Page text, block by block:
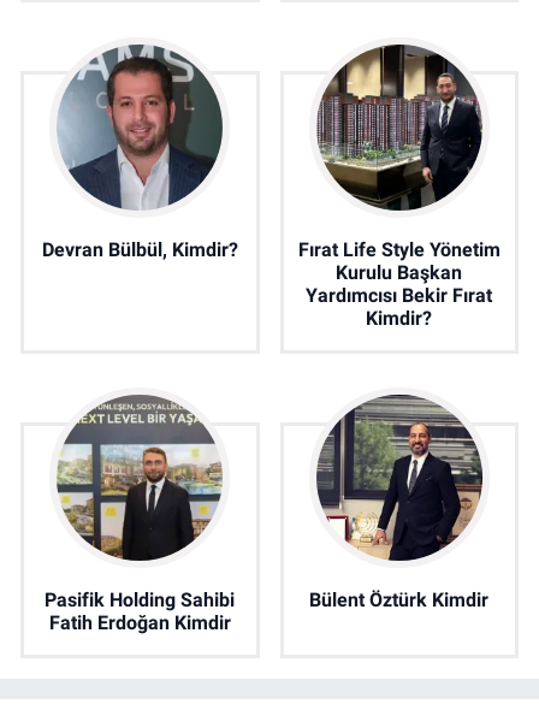
Devran Bülbül, Kimdir?
Fırat Life Style Yönetim
Kurulu Başkan
Yardımcısı Bekir Fırat
Kimdir?
Pasifik Holding Sahibi
Fatih Erdoğan Kimdir
Bülent Öztürk Kimdir